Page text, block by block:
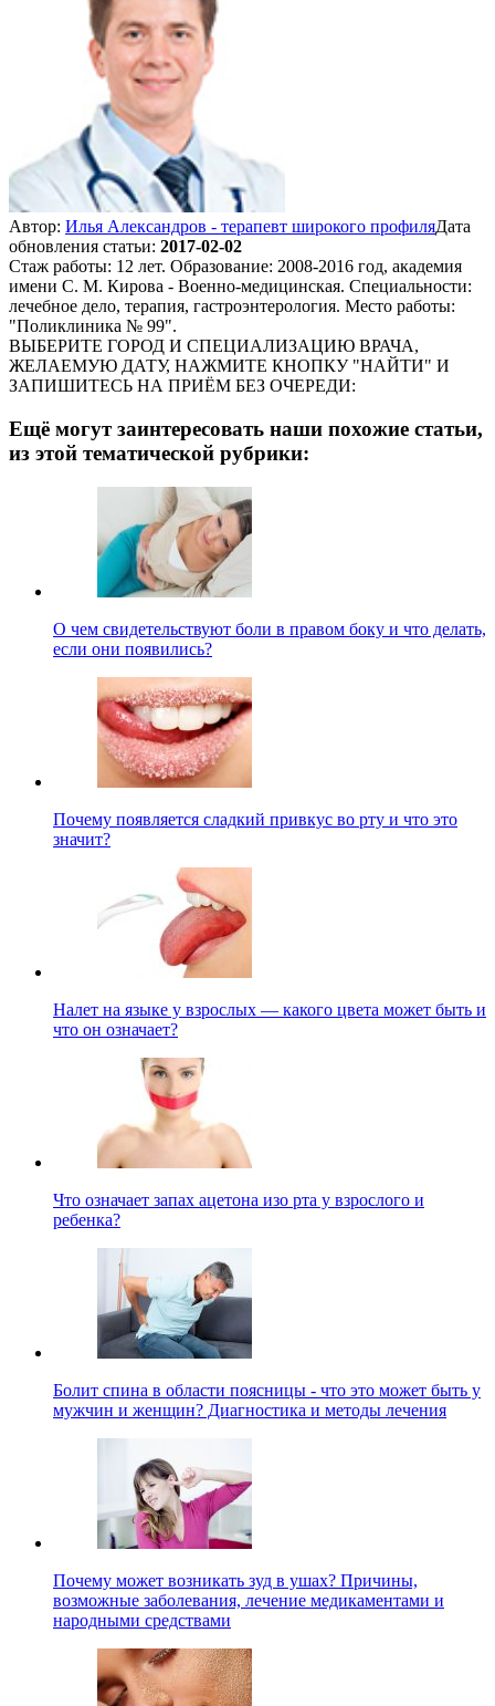
Автор: Илья Александров - терапевт широкого профиляДата
обновления статьи: 2017-02-02
Стаж работы: 12 лет. Образование: 2008-2016 год, академия
имени С. М. Кирова - Военно-медицинская. Специальности:
лечебное дело, терапия, гастроэнтерология. Место работы:
"Поликлиника № 99".
ВЫБЕРИТЕ ГОРОД И СПЕЦИАЛИЗАЦИЮ ВРАЧА,
ЖЕЛАЕМУЮ ДАТУ, НАЖМИТЕ КНОПКУ "НАЙТИ" И
ЗАПИШИТЕСЬ НА ПРИЁМ БЕЗ ОЧЕРЕДИ:
Ещё могут заинтересовать наши похожие статьи,
из этой тематической рубрики:
О чем свидетельствуют боли в правом боку и что делать,
если они появились?
Почему появляется сладкий привкус во рту и что это
значит?
Налет на языке у взрослых — какого цвета может быть и
что он означает?
Что означает запах ацетона изо рта у взрослого и
ребенка?
Болит спина в области поясницы - что это может быть у
мужчин и женщин? Диагностика и методы лечения
Почему может возникать зуд в ушах? Причины,
возможные заболевания, лечение медикаментами и
народными средствами